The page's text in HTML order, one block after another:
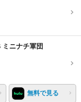
ニナチ軍団
無料で見る